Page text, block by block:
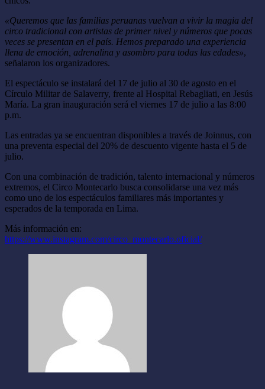
«Queremos que las familias peruanas vuelvan a vivir la magia del
circo tradicional con artistas de primer nivel y números que pocas
veces se presentan en el país. Hemos preparado una experiencia
llena de emoción, adrenalina y asombro para todas las edades»,
señalaron los organizadores.
El espectáculo se instalará del 17 de julio al 30 de agosto en el
Círculo Militar de Salaverry, frente al Hospital Rebagliati, en Jesús
María. La gran inauguración será el viernes 17 de julio a las 8:00
p.m.
Las entradas ya se encuentran disponibles a través de Joinnus, con
una preventa especial del 20% de descuento vigente hasta el 5 de
julio.
Con una combinación de tradición, talento internacional y números
extremos, el Circo Montecarlo busca consolidarse una vez más
como uno de los espectáculos familiares más importantes y
esperados de la temporada en Lima.
Más información en:
https://www.instagram.com/circo_montecarlo.oficial/